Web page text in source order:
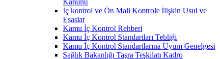
İç kontrol ve Ön Mali Kontrole İlişkin Usul ve
Esaslar
Kamu İç Kontrol Rehberi
Kamu İç Kontrol Standartları Tebliği
Kamu İç Kontrol Standartlarına Uyum Genelgesi
Sağlık Bakanlığı Taşra Teşkilatı Kadro